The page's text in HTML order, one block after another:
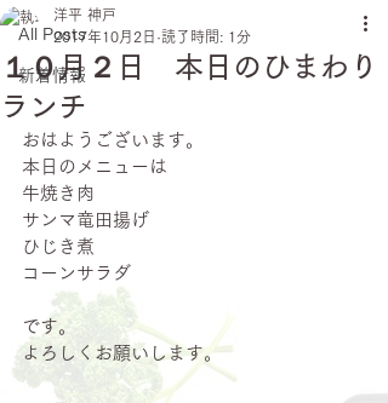
All Posts
新着情報
１０月２日 本日のひまわり
ランチ
洋平 神戸
2017年10月2日 読了時間: 1分
おはようございます。
本日のメニューは
牛焼き肉
サンマ竜田揚げ
ひじき煮
コーンサラダ
です。
よろしくお願いします。